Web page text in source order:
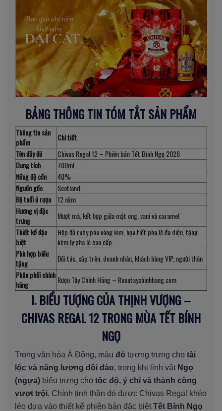
BẢNG THÔNG TIN TÓM TẮT SẢN PHẨM
Thông tin sản
phẩm
Chi tiết
Tên đầy đủ
Chivas Regal 12 – Phiên bản Tết Bính Ngọ 2026
Dung tích
700ml
Nồng độ cồn
40%
Nguồn gốc
Scotland
Độ tuổi ủ rượu
12 năm
Hương vị đặc
trưng
Mượt mà, kết hợp giữa mật ong, vani và caramel
Thiết kế đặc
biệt
Hộp đỏ ruby pha vàng kim, họa tiết pha lê đa diện, tặng
kèm ly pha lê cao cấp
Phù hợp biếu
tặng
Đối tác, cấp trên, doanh nhân, khách hàng VIP, người thân
Phân phối chính
hãng
Rượu Tây Chính Hãng – Ruoutaychinhhang.com
I. BIỂU TƯỢNG CỦA THỊNH VƯỢNG –
CHIVAS REGAL 12 TRONG MÙA TẾT BÍNH
NGỌ
Trong văn hóa Á Đông, màu đỏ tượng trưng cho tài
lộc và năng lượng dồi dào, trong khi linh vật Ngọ
(ngựa) biểu trưng cho tốc độ, ý chí và thành công
vượt trội. Chính tinh thần đó được Chivas Regal khéo
léo đưa vào thiết kế phiên bản đặc biệt Tết Bính Ngọ